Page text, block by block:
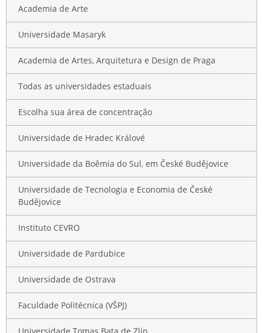
Academia de Arte
Universidade Masaryk
Academia de Artes, Arquitetura e Design de Praga
Todas as universidades estaduais
Escolha sua área de concentração
Universidade de Hradec Králové
Universidade da Boêmia do Sul, em České Budějovice
Universidade de Tecnologia e Economia de České
Budějovice
Instituto CEVRO
Universidade de Pardubice
Universidade de Ostrava
Faculdade Politécnica (VŠPJ)